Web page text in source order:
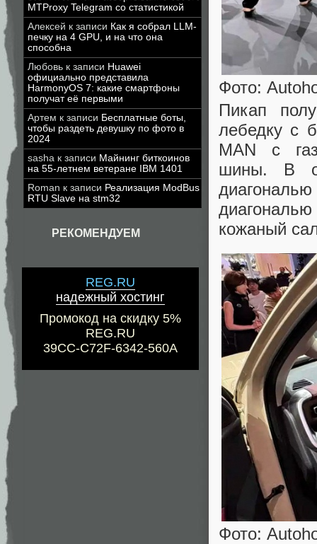
MTProxy Telegram со статистикой
Алексей к записи Как я собрал LLM-
печку на 4 GPU, и на что она
способна
Любовь к записи Huawei
официально представила
HarmonyOS 7: какие смартфоны
получат её первыми
Артем к записи Бесплатные боты,
чтобы раздеть девушку по фото в
2024
sasha к записи Майнинг биткоинов
на 55-летнем ветеране IBM 1401
Roman к записи Реализация ModBus
RTU Slave на stm32
РЕКОМЕНДУЕМ
REG.RU
надежный хостинг
Промокод на скидку 5%
REG.RU
39CC-C72F-6342-560A
Фото:
Пикап
лебедку с
MAN с
шины. В
кожаный
Фото: